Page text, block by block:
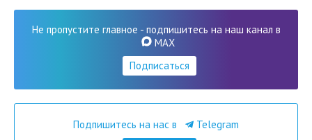
Не пропустите главное - подпишитесь на наш канал в
MAX
Подписаться
Подпишитесь на нас в
Telegram